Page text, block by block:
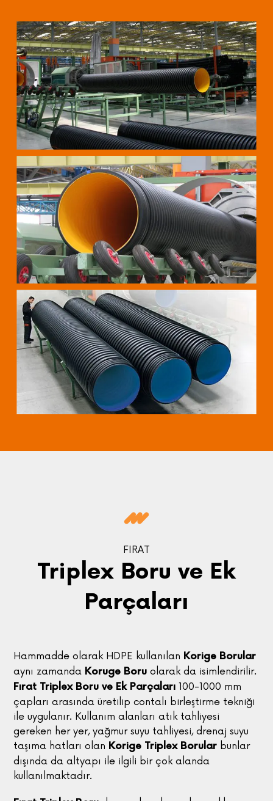
FIRAT
Triplex Boru ve Ek
Parçaları
Hammadde olarak HDPE kullanılan Korige Borular
aynı zamanda Koruge Boru olarak da isimlendirilir.
Fırat Triplex Boru ve Ek Parçaları 100-1000 mm
çapları arasında üretilip contalı birleştirme tekniği
ile uygulanır. Kullanım alanları atık tahliyesi
gereken her yer, yağmur suyu tahliyesi, drenaj suyu
taşıma hatları olan Korige Triplex Borular bunlar
dışında da altyapı ile ilgili bir çok alanda
kullanılmaktadır.